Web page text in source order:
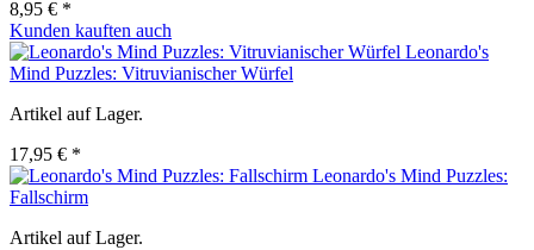
8,95 € *
Kunden kauften auch
Leonardo's
Mind Puzzles: Vitruvianischer Würfel
Artikel auf Lager.
17,95 € *
Leonardo's Mind Puzzles:
Fallschirm
Artikel auf Lager.